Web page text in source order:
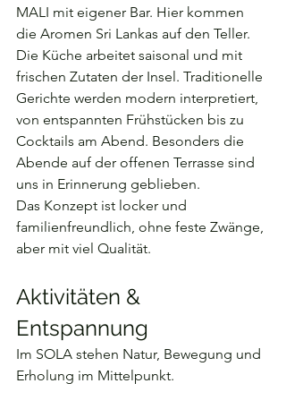
MALI mit eigener Bar. Hier kommen
die Aromen Sri Lankas auf den Teller.
Die Küche arbeitet saisonal und mit
frischen Zutaten der Insel. Traditionelle
Gerichte werden modern interpretiert,
von entspannten Frühstücken bis zu
Cocktails am Abend. Besonders die
Abende auf der offenen Terrasse sind
uns in Erinnerung geblieben.
Das Konzept ist locker und
familienfreundlich, ohne feste Zwänge,
aber mit viel Qualität.
Aktivitäten &
Entspannung
Im SOLA stehen Natur, Bewegung und
Erholung im Mittelpunkt.